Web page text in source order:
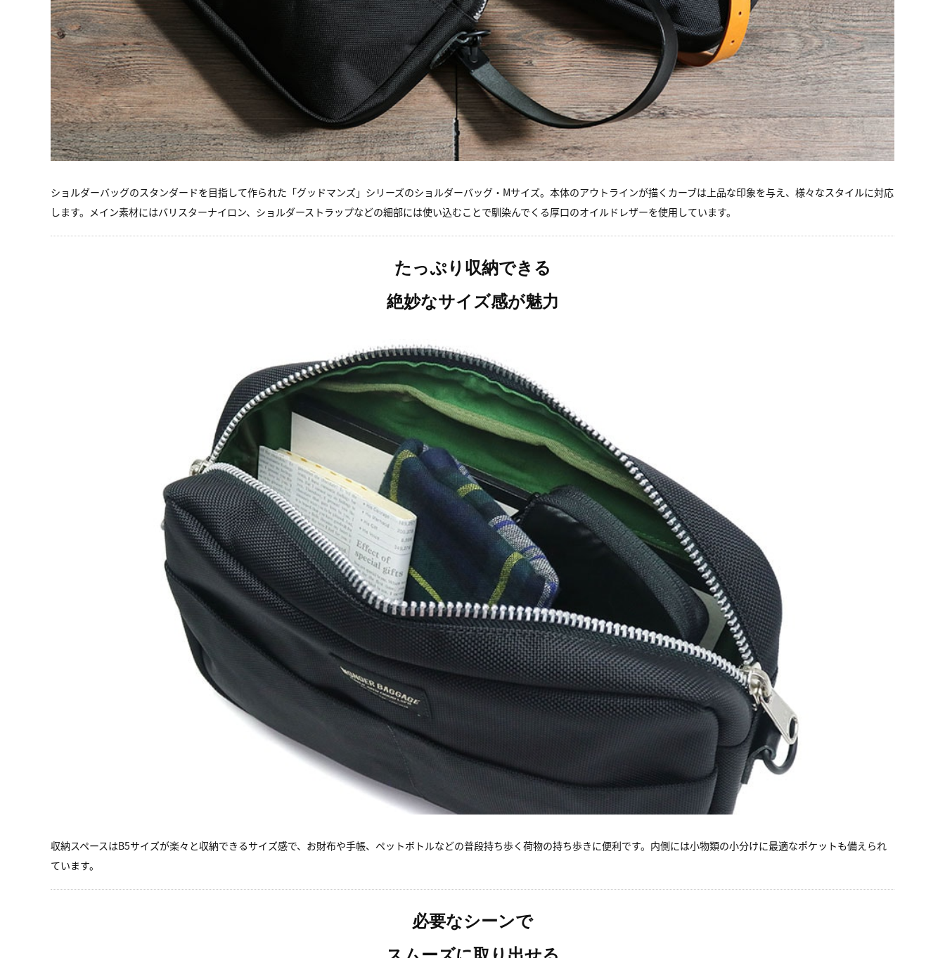
ショルダーバッグのスタンダードを目指して作られた「グッドマンズ」シリーズのショルダーバッグ・Mサイズ。本体のアウトラインが描くカーブは上品な印象を与え、様々なスタイルに対応
します。メイン素材にはバリスターナイロン、ショルダーストラップなどの細部には使い込むことで馴染んでくる厚口のオイルドレザーを使用しています。
たっぷり収納できる
絶妙なサイズ感が魅力
収納スペースはB5サイズが楽々と収納できるサイズ感で、お財布や手帳、ペットボトルなどの普段持ち歩く荷物の持ち歩きに便利です。内側には小物類の小分けに最適なポケットも備えられ
ています。
必要なシーンで